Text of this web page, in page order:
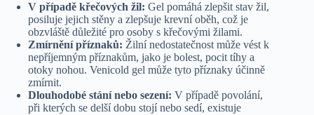
V případě křečových žil: Gel pomáhá zlepšit stav žil,
posiluje jejich stěny a zlepšuje krevní oběh, což je
obzvláště důležité pro osoby s křečovými žilami.
Zmírnění příznaků: Žilní nedostatečnost může vést k
nepříjemným příznakům, jako je bolest, pocit tíhy a
otoky nohou. Venicold gel může tyto příznaky účinně
zmírnit.
Dlouhodobé stání nebo sezení: V případě povolání,
při kterých se delší dobu stojí nebo sedí, existuje